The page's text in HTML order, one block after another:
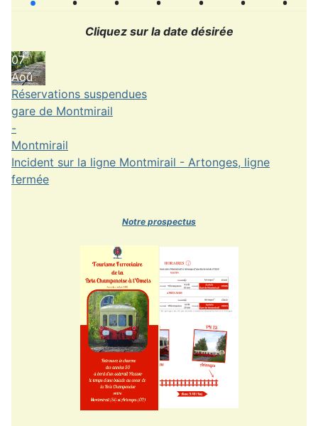
Cliquez sur la date désirée
07
Aoû
Réservations suspendues
gare de Montmirail
-
Montmirail
Incident sur la ligne Montmirail - Artonges, ligne
fermée
Notre prospectus